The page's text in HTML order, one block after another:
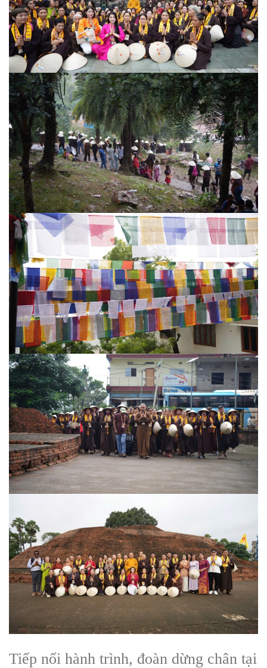
Tiếp nối hành trình, đoàn dừng chân tại